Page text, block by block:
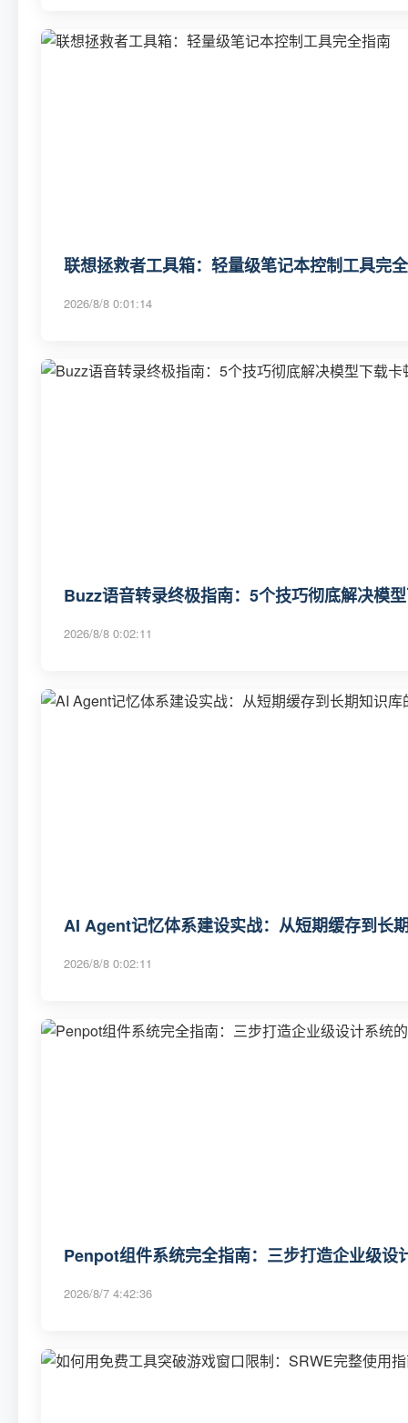
联想拯救者工具箱：轻量级笔记本控制工具完
2026/8/8 0:01:14
Buzz语音转录终极指南：5个技巧彻底解决模
2026/8/8 0:02:11
AI Agent记忆体系建设实战：从短期缓存到长
2026/8/8 0:02:11
Penpot组件系统完全指南：三步打造企业级设
2026/8/7 4:42:36